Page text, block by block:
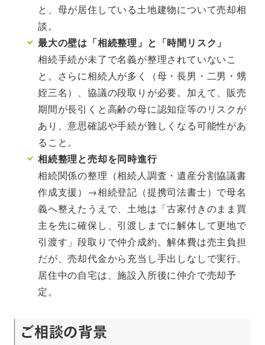
と、母が居住している土地建物について売却相
談。
最大の壁は「相続整理」と「時間リスク」
相続手続が未了で名義が整理されていないこ
と。さらに相続人が多く（母・長男・二男・甥
姪三名）、協議の段取りが必要。加えて、販売
期間が長引くと高齢の母に認知症等のリスクが
あり、意思確認や手続が難しくなる可能性があ
ること。
相続整理と売却を同時進行
相続関係の整理（相続人調査・遺産分割協議書
作成支援）→相続登記（提携司法書士）で母名
義へ整えたうえで、土地は「古家付きのまま買
主を先に確保し、引渡しまでに解体して更地で
引渡す」段取りで仲介成約。解体費は売主負担
だが、売却代金から充当し手出しなしで実行。
居住中の自宅は、施設入所後に仲介で売却予
定。
ご相談の背景